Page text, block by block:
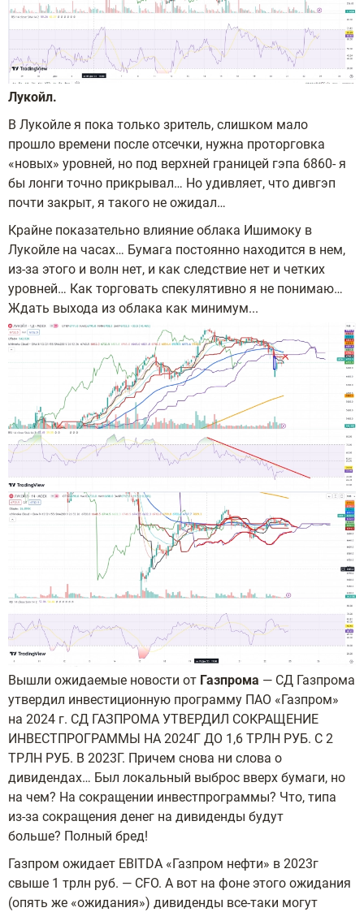
Лукойл.
В Лукойле я пока только зритель, слишком мало
прошло времени после отсечки, нужна проторговка
«новых» уровней, но под верхней границей гэпа 6860- я
бы лонги точно прикрывал… Но удивляет, что дивгэп
почти закрыт, я такого не ожидал…
Крайне показательно влияние облака Ишимоку в
Лукойле на часах… Бумага постоянно находится в нем,
из-за этого и волн нет, и как следствие нет и четких
уровней… Как торговать спекулятивно я не понимаю…
Ждать выхода из облака как минимум...
Вышли ожидаемые новости от Газпрома — СД Газпрома
утвердил инвестиционную программу ПАО «Газпром»
на 2024 г. СД ГАЗПРОМА УТВЕРДИЛ СОКРАЩЕНИЕ
ИНВЕСТПРОГРАММЫ НА 2024Г ДО 1,6 ТРЛН РУБ. С 2
ТРЛН РУБ. В 2023Г. Причем снова ни слова о
дивидендах… Был локальный выброс вверх бумаги, но
на чем? На сокращении инвестпрограммы? Что, типа
из-за сокращения денег на дивиденды будут
больше? Полный бред!
Газпром ожидает EBITDA «Газпром нефти» в 2023г
свыше 1 трлн руб. — CFO. А вот на фоне этого ожидания
(опять же «ожидания») дивиденды все-таки могут